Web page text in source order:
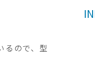
るので、型